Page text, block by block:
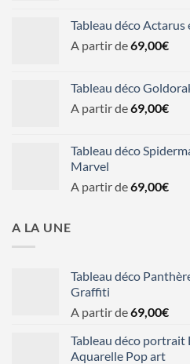
Tableau déco
A partir de69,00€
Tableau déco
A partir de69,00€
Tableau déco
Marvel
A partir de69,00€
A LA UNE
Tableau déco
Graffiti
A partir de69,00€
Tableau déco
Aquarelle Pop art